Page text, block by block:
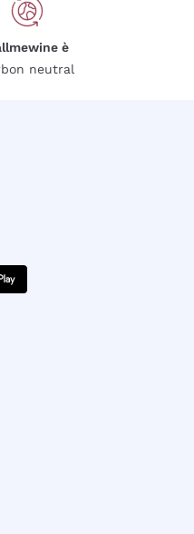
è
neutral